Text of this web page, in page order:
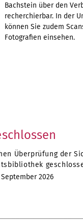
Bachstein über den
recherchierbar. In der
können Sie zudem
Fotografien einsehen.
Überprüfung der
2026